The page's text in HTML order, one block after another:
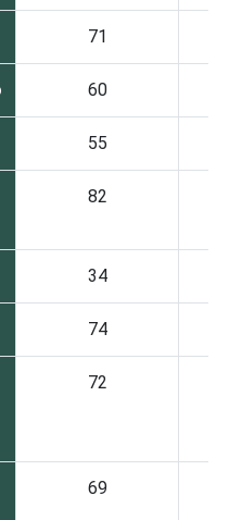
71
60
55
82
34
74
72
69